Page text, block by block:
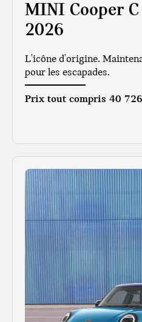
MINI Cooper
2026
L'icône d'origine.
pour les escapades.
Prix tout compris 40